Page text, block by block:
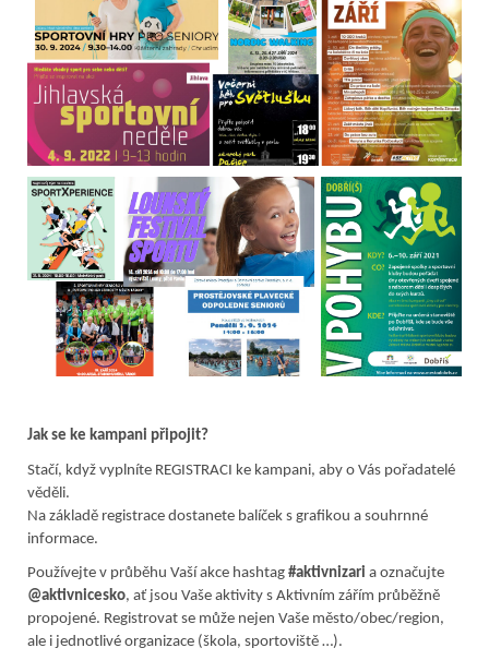
Jak se ke kampani připojit?
Stačí, když vyplníte REGISTRACI ke kampani, aby o Vás pořadatelé
věděli.
Na základě registrace dostanete balíček s grafikou a souhrnné
informace.
Používejte v průběhu Vaší akce hashtag #aktivnizari a označujte
@aktivnicesko, ať jsou Vaše aktivity s Aktivním zářím průběžně
propojené. Registrovat se může nejen Vaše město/obec/region,
ale i jednotlivé organizace (škola, sportoviště …).